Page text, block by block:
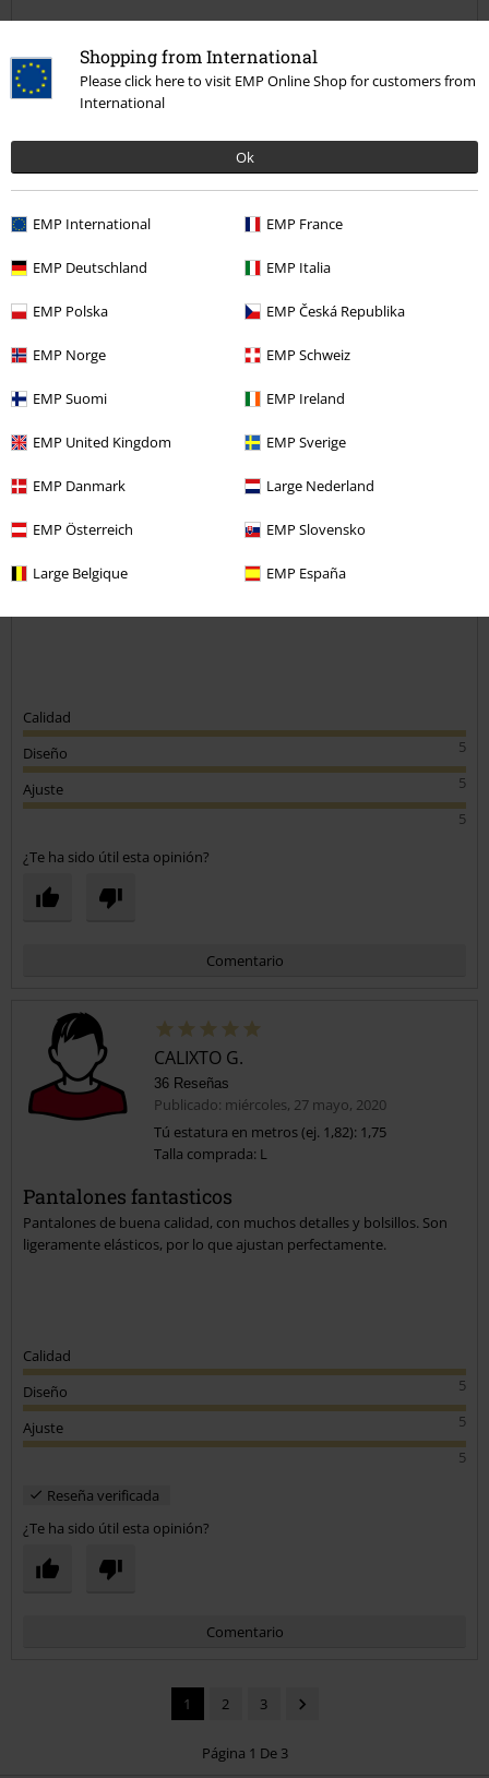
Shopping from International
Please click here to visit EMP Online Shop for customers from
International
Ok
EMP International EMP France
EMP Deutschland EMP Italia
EMP Polska EMP Česká Republika
EMP Norge EMP Schweiz
EMP Suomi EMP Ireland
EMP United Kingdom EMP Sverige
EMP Danmark Large Nederland
EMP Österreich EMP Slovensko
Large Belgique EMP España
5
Diseño
5
Reseña verificada
¿Te ha sido útil esta opinión?
Comentario
2 Reseñas
Tú estatura en metros (ej. 1,82): 1,80
Como siempre genial y bien chulos que son
Calidad
5
Diseño
5
Ajuste
5
¿Te ha sido útil esta opinión?
Comentario
Enviar comentario
CALIXTO G.
36 Reseñas
Publicado: miércoles, 27 mayo, 2020
Tú estatura en metros (ej. 1,82): 1,75
Talla comprada: L
Pantalones fantasticos
Pantalones de buena calidad, con muchos detalles y bolsillos. Son
ligeramente elásticos, por lo que ajustan perfectamente.
Calidad
5
Diseño
5
Ajuste
5
Reseña verificada
¿Te ha sido útil esta opinión?
Comentario
1 2 3
Página 1 De 3